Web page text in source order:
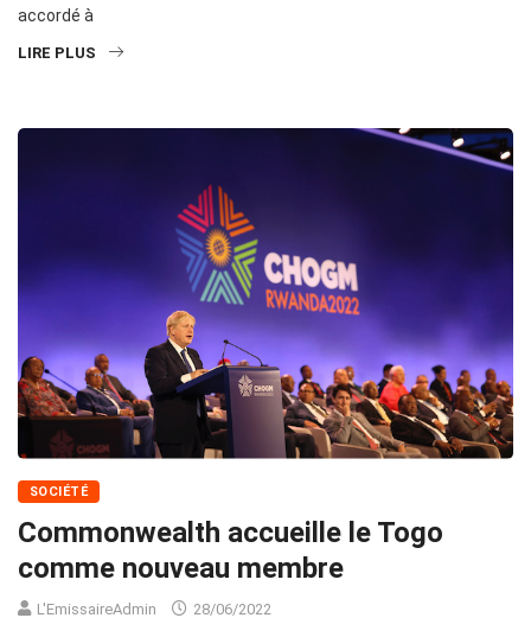
accordé à
LIRE PLUS
SOCIÉTÉ
Commonwealth accueille le Togo
comme nouveau membre
L'EmissaireAdmin 28/06/2022